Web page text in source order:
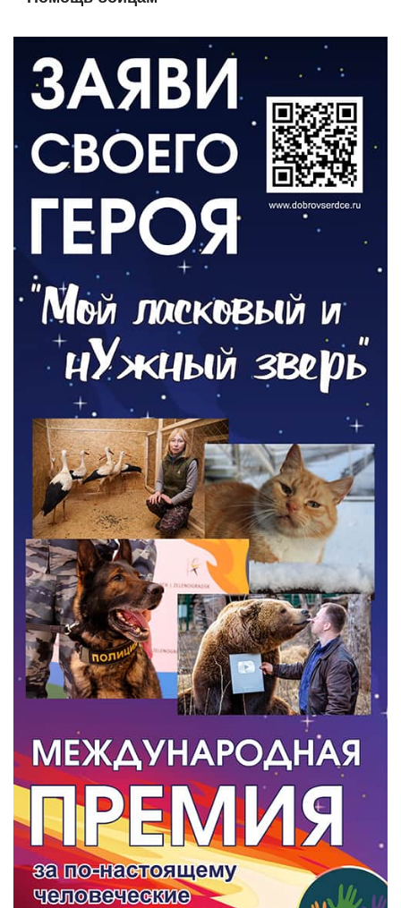
ВЛАСТЬ
«Второй старт» для ветеранов СВО
РАЗЪЯСНЯЕМ
Контракт с новой выплатой
05.08.2026